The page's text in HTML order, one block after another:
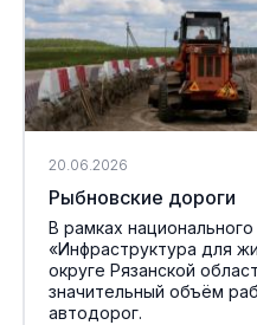
20.06.2026
Рыбновские дороги
В рамках
«Инфраструктура для
округе Рязанской
значительный объём
автодорог.